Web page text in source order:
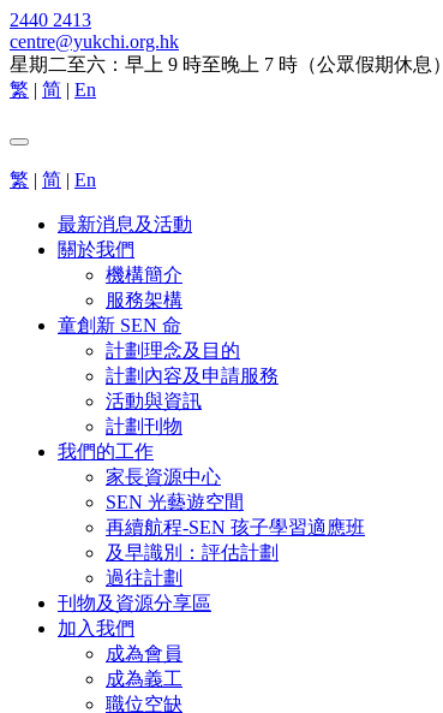
2440 2413
centre@yukchi.org.hk
星期二至六：早上 9 時至晚上 7 時（公眾假期休息）
繁 | 简 | En
繁 | 简 | En
最新消息及活動
關於我們
機構簡介
服務架構
童創新 SEN 命
計劃理念及目的
計劃內容及申請服務
活動與資訊
計劃刊物
我們的工作
家長資源中心
SEN 光藝遊空間
再續航程-SEN 孩子學習適應班
及早識別：評估計劃
過往計劃
刊物及資源分享區
加入我們
成為會員
成為義工
職位空缺